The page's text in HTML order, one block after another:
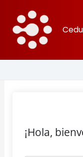
contenido
¡Hola,